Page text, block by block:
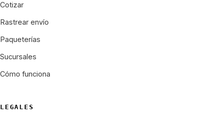
Cotizar
Rastrear envío
Paqueterías
Sucursales
Cómo funciona
LEGALES